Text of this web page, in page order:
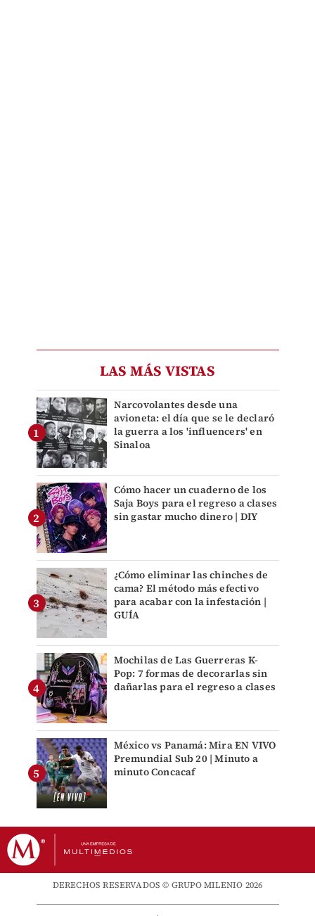
LAS MÁS VISTAS
Narcovolantes desde una
avioneta: el día que se le declaró
la guerra a los 'influencers' en
Sinaloa
Cómo hacer un cuaderno de los
Saja Boys para el regreso a clases
sin gastar mucho dinero | DIY
¿Cómo eliminar las chinches de
cama? El método más efectivo
para acabar con la infestación |
GUÍA
Mochilas de Las Guerreras K-
Pop: 7 formas de decorarlas sin
dañarlas para el regreso a clases
México vs Panamá: Mira EN VIVO
Premundial Sub 20 | Minuto a
minuto Concacaf
DERECHOS RESERVADOS © GRUPO MILENIO 2026